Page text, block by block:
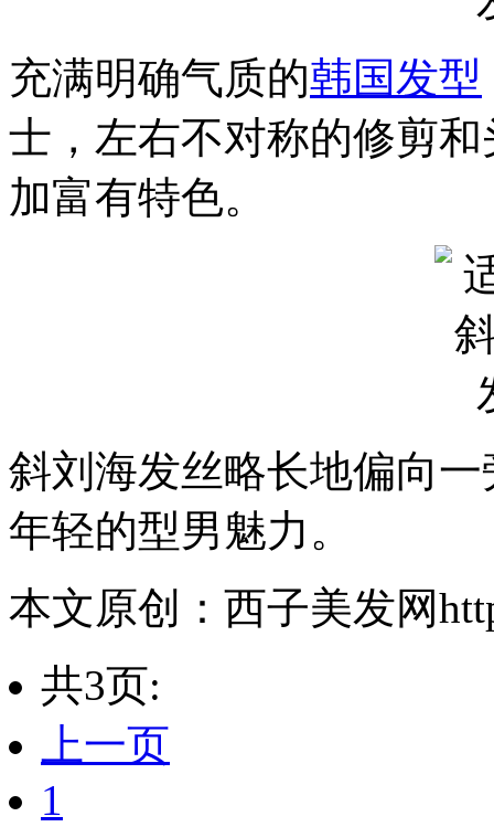
充满明确气质的韩国发型
士，左右不对称的修剪
加富有特色。
斜刘海发丝略长地偏向
年轻的型男魅力。
本文原创：西子美发网
共3页:
上一页
1